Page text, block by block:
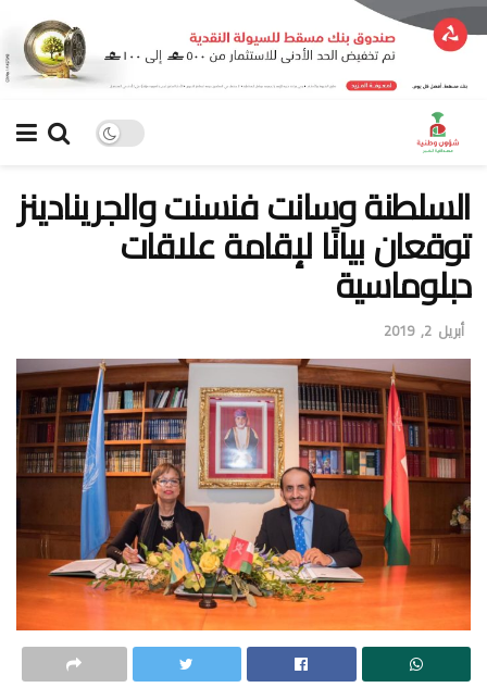
السلطنة وسانت فنسنت والجرينادينز
توقعان بيانًا لإقامة علاقات
دبلوماسية
أبريل 2, 2019